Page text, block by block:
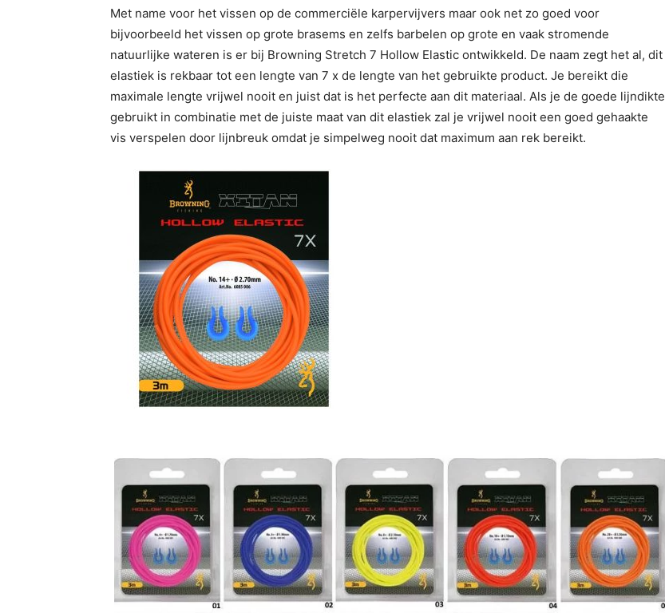
Met name voor het vissen op de commerciële karpervijvers maar ook net zo goed voor
bijvoorbeeld het vissen op grote brasems en zelfs barbelen op grote en vaak stromende
natuurlijke wateren is er bij Browning Stretch 7 Hollow Elastic ontwikkeld. De naam zegt het al, dit
elastiek is rekbaar tot een lengte van 7 x de lengte van het gebruikte product. Je bereikt die
maximale lengte vrijwel nooit en juist dat is het perfecte aan dit materiaal. Als je de goede lijndikte
gebruikt in combinatie met de juiste maat van dit elastiek zal je vrijwel nooit een goed gehaakte
vis verspelen door lijnbreuk omdat je simpelweg nooit dat maximum aan rek bereikt.